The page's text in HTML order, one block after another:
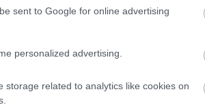
sent to Google for online advertising
personalized advertising.
storage related to analytics like cookies on